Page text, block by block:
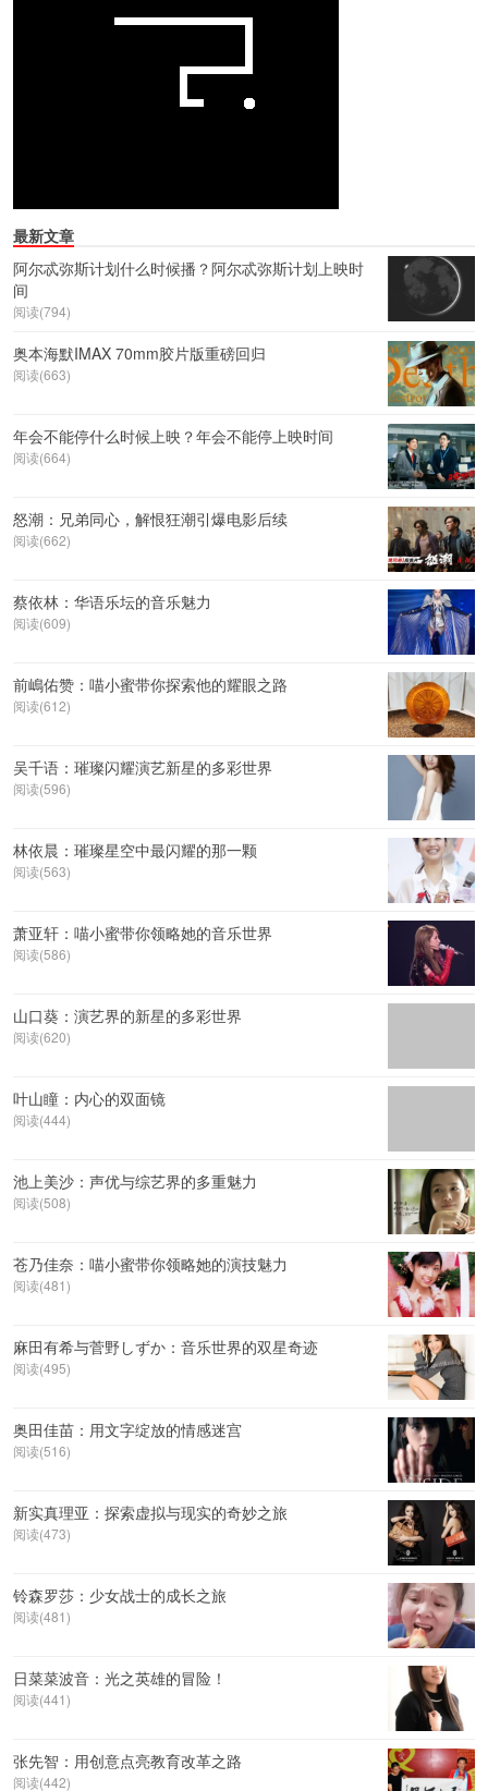
最新文章
阿尔忒弥斯计划什么时候播？阿尔忒弥斯计划上映时
间
阅读(794)
奥本海默IMAX 70mm胶片版重磅回归
阅读(663)
年会不能停什么时候上映？年会不能停上映时间
阅读(664)
怒潮：兄弟同心，解恨狂潮引爆电影后续
阅读(662)
蔡依林：华语乐坛的音乐魅力
阅读(609)
前嶋佑赞：喵小蜜带你探索他的耀眼之路
阅读(612)
吴千语：璀璨闪耀演艺新星的多彩世界
阅读(596)
林依晨：璀璨星空中最闪耀的那一颗
阅读(563)
萧亚轩：喵小蜜带你领略她的音乐世界
阅读(586)
山口葵：演艺界的新星的多彩世界
阅读(620)
叶山瞳：内心的双面镜
阅读(444)
池上美沙：声优与综艺界的多重魅力
阅读(508)
苍乃佳奈：喵小蜜带你领略她的演技魅力
阅读(481)
麻田有希与菅野しずか：音乐世界的双星奇迹
阅读(495)
奥田佳苗：用文字绽放的情感迷宫
阅读(516)
新实真理亚：探索虚拟与现实的奇妙之旅
阅读(473)
铃森罗莎：少女战士的成长之旅
阅读(481)
日菜菜波音：光之英雄的冒险！
阅读(441)
张先智：用创意点亮教育改革之路
阅读(442)